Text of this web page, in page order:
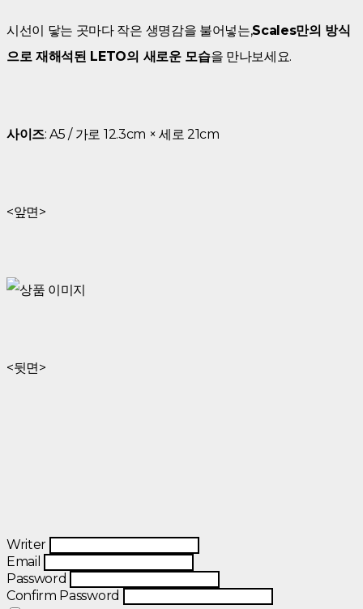
시선이 닿는 곳마다 작은 생명감을 불어넣는,Scales만의 방식
으로 재해석된 LETO의 새로운 모습을 만나보세요.
사이즈: A5 / 가로 12.3cm × 세로 21cm
<앞면>
<뒷면>
Writer
Email
Password
Confirm Password